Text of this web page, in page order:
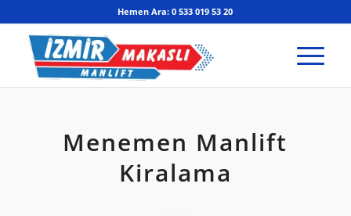
Hemen Ara: 0 533 019 53 20
Menemen Manlift
Kiralama